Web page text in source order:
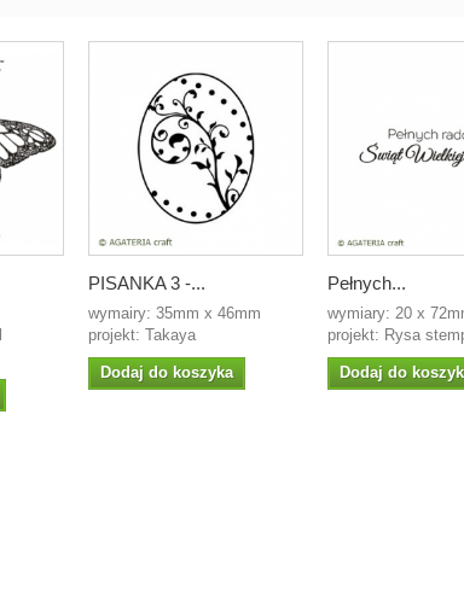
PISANKA 3 -...
wymairy: 35mm x 46mm
projekt: Takaya
Dodaj do koszyka
Pełnych...
wymiary: 20 x
projekt: Rysa
Dodaj do